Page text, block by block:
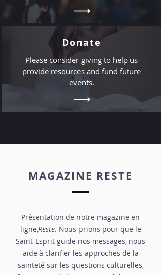
Donate
Please consider giving to help us
provide resources and fund future
events.
MAGAZINE RESTE
Présentation de notre magazine en
ligne,Reste. Nous prions pour que le
Saint-Esprit guide nos messages, nous
aide à clarifier les approches de la
sainteté sur les questions culturelles,